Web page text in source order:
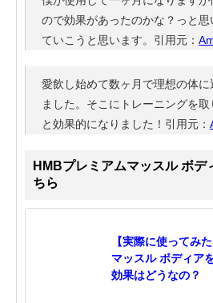
ので効果があったのかな？っと
ていこうと思います。引用元：
愛飲し始めて数ヶ月で理想の体に
ました。そこにトレーニングを
と効果的になりました！引用元：
HMBプレミアムマッスル ボデ
ちら
【実際に使ってみ
マッスル ボディア
効果はどうなの？